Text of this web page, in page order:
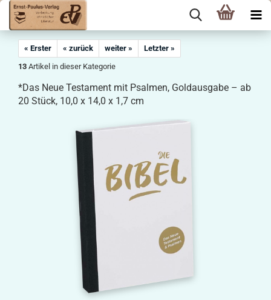
« Erster « zurück weiter »
Letzter »
13 Artikel in dieser Kategorie
*Das Neue Testament mit Psalmen, Goldausgabe – ab
20 Stück, 10,0 x 14,0 x 1,7 cm